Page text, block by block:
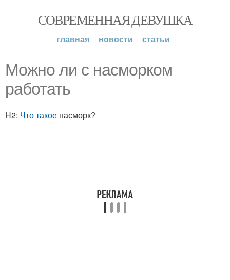
СОВРЕМЕННАЯ ДЕВУШКА
главная новости статьи
Можно ли с насморком
работать
H2: Что такое насморк?